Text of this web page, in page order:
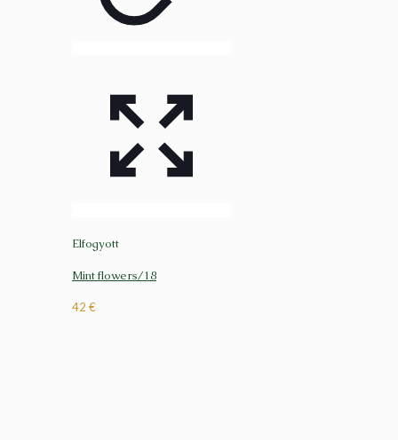
Elfogyott
Mint flowers/18
42 €